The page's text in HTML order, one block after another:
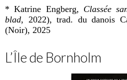
* Katrine Engberg, Classée
blad, 2022), trad. du danois
(Noir), 2025
L’Île de Bornholm